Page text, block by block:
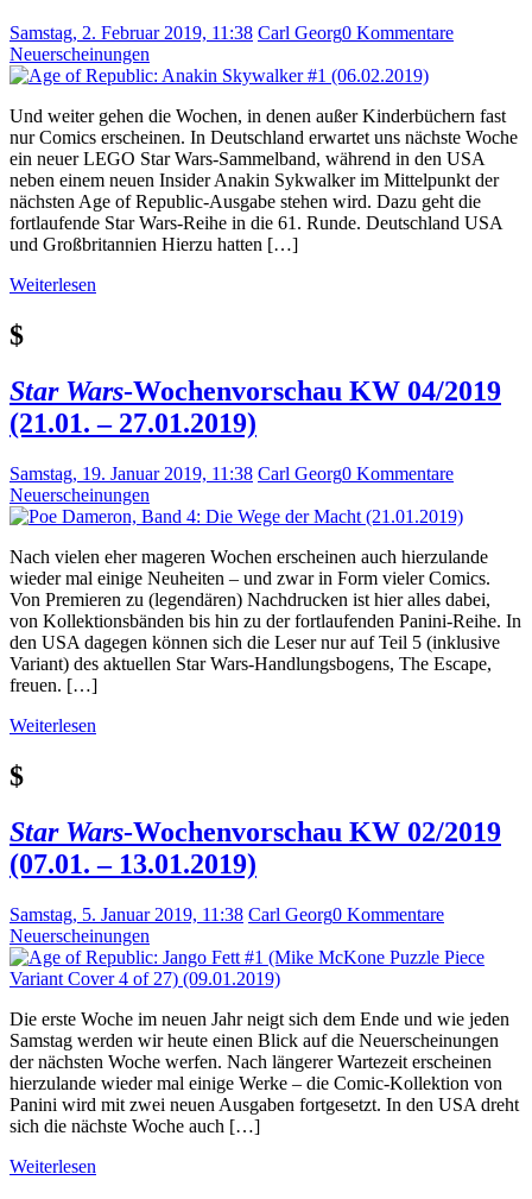
Samstag, 2. Februar 2019, 11:38 Carl Georg0 Kommentare
Neuerscheinungen
Und weiter gehen die Wochen, in denen außer Kinderbüchern fast
nur Comics erscheinen. In Deutschland erwartet uns nächste Woche
ein neuer LEGO Star Wars-Sammelband, während in den USA
neben einem neuen Insider Anakin Sykwalker im Mittelpunkt der
nächsten Age of Republic-Ausgabe stehen wird. Dazu geht die
fortlaufende Star Wars-Reihe in die 61. Runde. Deutschland USA
und Großbritannien Hierzu hatten […]
Weiterlesen
$
Star Wars-Wochenvorschau KW 04/2019
(21.01. – 27.01.2019)
Samstag, 19. Januar 2019, 11:38 Carl Georg0 Kommentare
Neuerscheinungen
Nach vielen eher mageren Wochen erscheinen auch hierzulande
wieder mal einige Neuheiten – und zwar in Form vieler Comics.
Von Premieren zu (legendären) Nachdrucken ist hier alles dabei,
von Kollektionsbänden bis hin zu der fortlaufenden Panini-Reihe. In
den USA dagegen können sich die Leser nur auf Teil 5 (inklusive
Variant) des aktuellen Star Wars-Handlungsbogens, The Escape,
freuen. […]
Weiterlesen
$
Star Wars-Wochenvorschau KW 02/2019
(07.01. – 13.01.2019)
Samstag, 5. Januar 2019, 11:38 Carl Georg0 Kommentare
Neuerscheinungen
Die erste Woche im neuen Jahr neigt sich dem Ende und wie jeden
Samstag werden wir heute einen Blick auf die Neuerscheinungen
der nächsten Woche werfen. Nach längerer Wartezeit erscheinen
hierzulande wieder mal einige Werke – die Comic-Kollektion von
Panini wird mit zwei neuen Ausgaben fortgesetzt. In den USA dreht
sich die nächste Woche auch […]
Weiterlesen